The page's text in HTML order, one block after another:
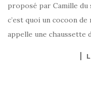
proposé par Camille du
c’est quoi un cocoon de
appelle une chaussette